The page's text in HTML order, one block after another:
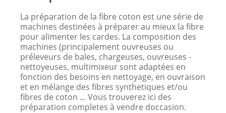
La préparation de la fibre coton est une série de
machines destinées à préparer au mieux la fibre
pour alimenter les cardes. La composition des
machines (principalement ouvreuses ou
préleveurs de bales, chargeuses, ouvreuses -
nettoyeuses, multimixeur sont adaptées en
fonction des besoins en nettoyage, en ouvraison
et en mélange des fibres synthetiques et/ou
fibres de coton ... Vous trouverez ici des
préparation completes à vendre doccasion.